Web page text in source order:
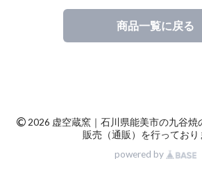
商品一覧に戻る
© 2026 虚空蔵窯｜石川県能美市の九谷焼
販売（通販）を行っており
powered by